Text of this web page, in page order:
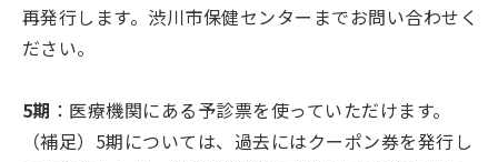
再発行します。渋川市保健センターまでお問い合わせく
ださい。
5期 ：医療機関にある予診票を使っていただけます。
（補足）5期については、過去にはクーポン券を発行し